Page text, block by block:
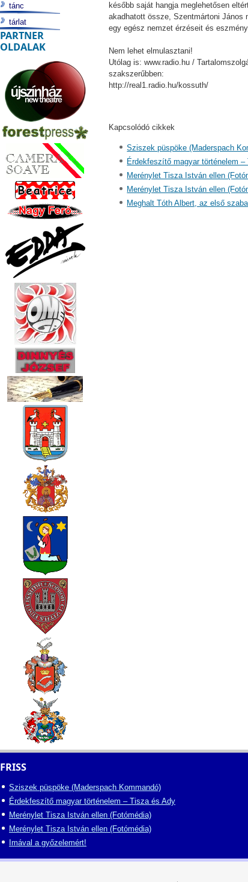
később saját hangja meglehetősen
akadhatott össze, Szentmártoni
egy egész nemzet érzéseit és
Nem lehet elmulasztani!
Utólag is: www.radio.hu /
szakszerűbben:
http://real1.radio.hu/kossuth/
Kapcsolódó cikkek
Sziszek püspöke (Maderspach
Érdekfeszítő magyar történelem
Merénylet Tisza István ellen
Merénylet Tisza István ellen
Meghalt Tóth Albert, az első
tánc
tárlat
PARTNER
OLDALAK
FRISS
Sziszek püspöke (Maderspach Kommandó)
Érdekfeszítő magyar történelem – Tisza és Ady
Merénylet Tisza István ellen (Fotómédia)
Merénylet Tisza István ellen (Fotómédia)
Imával a győzelemért!